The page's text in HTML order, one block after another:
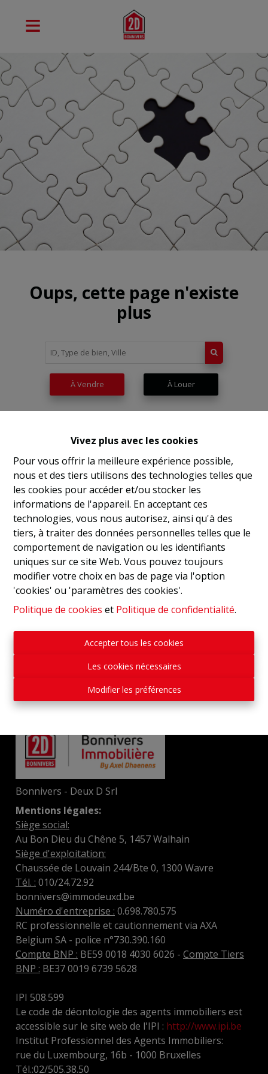
Vivez plus avec les cookies
Pour vous offrir la meilleure expérience possible,
nous et des tiers utilisons des technologies telles que
les cookies pour accéder et/ou stocker les
informations de l'appareil. En acceptant ces
technologies, vous nous autorisez, ainsi qu'à des
tiers, à traiter des données personnelles telles que le
comportement de navigation ou les identifiants
uniques sur ce site Web. Vous pouvez toujours
modifier votre choix en bas de page via l'option
'cookies' ou 'paramètres des cookies'.
Politique de cookies et Politique de confidentialité.
Accepter tous les cookies
Les cookies nécessaires
Modifier les préférences
Oups, cette page n'existe
plus
À Vendre À Louer
Bonnivers - Deux D Srl
Mentions légales:
Siège social:
Au Bon Dieu du Chêne 5, 1457 Walhain
Siège d'exploitation:
Chaussée de Louvain 244/Bte 0, 1300 Wavre
Tél. : 010/24.72.92
bonnivers@immodeuxd.be
Numéro d'entreprise : 0.698.780.575
RC professionnelle et cautionnement via AXA
Belgium SA - police n°730.390.160
Compte BNP : BE59 0018 4030 6026 - Compte Tiers
BNP : BE37 0019 6739 5628
IPI 508.599
Le code de déontologie des agents immobiliers est
accessible sur le site web de l'IPI : http://www.ipi.be
Institut Professionnel des Agents Immobiliers:
rue du Luxembourg, 16b - 1000 Bruxelles
Tél.:02/505.38.50